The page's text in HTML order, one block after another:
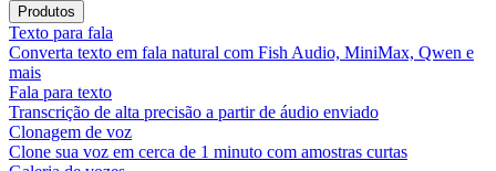
Produtos
Texto para fala
Converta texto em fala natural com Fish Audio, MiniMax, Qwen e
mais
Fala para texto
Transcrição de alta precisão a partir de áudio enviado
Clonagem de voz
Clone sua voz em cerca de 1 minuto com amostras curtas